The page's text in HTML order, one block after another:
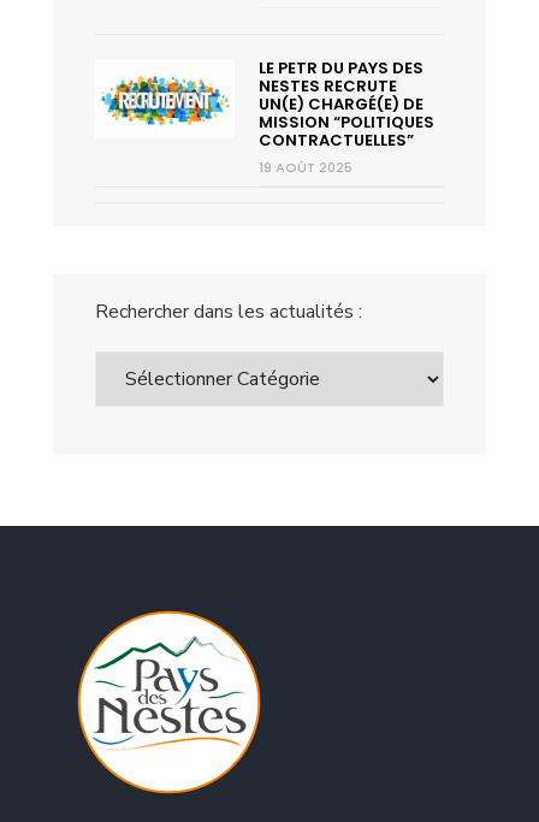
LE PETR DU PAYS DES
NESTES RECRUTE
UN(E) CHARGÉ(E) DE
MISSION “POLITIQUES
CONTRACTUELLES”
19 AOÛT 2025
Rechercher dans les actualités :